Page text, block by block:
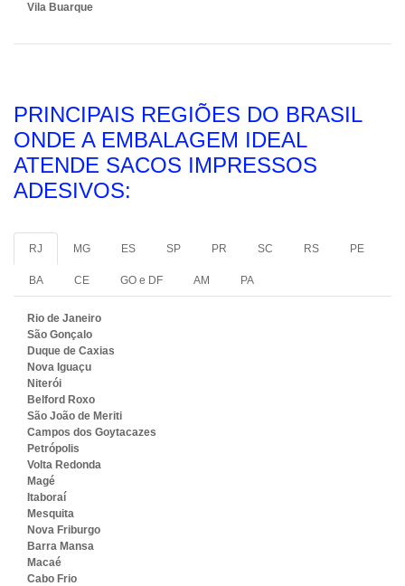
Vila Buarque
PRINCIPAIS REGIÕES DO BRASIL
ONDE A EMBALAGEM IDEAL
ATENDE SACOS IMPRESSOS
ADESIVOS:
RJ MG ES SP PR SC RS PE
BA CE GO e DF AM PA
Rio de Janeiro
São Gonçalo
Duque de Caxias
Nova Iguaçu
Niterói
Belford Roxo
São João de Meriti
Campos dos Goytacazes
Petrópolis
Volta Redonda
Magé
Itaboraí
Mesquita
Nova Friburgo
Barra Mansa
Macaé
Cabo Frio